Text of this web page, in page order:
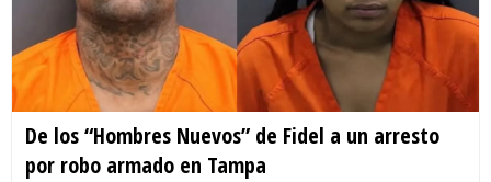
De los “Hombres Nuevos” de Fidel a un arresto
por robo armado en Tampa